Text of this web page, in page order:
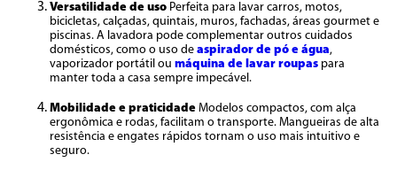
Versatilidade de uso Perfeita para lavar carros, motos,
bicicletas, calçadas, quintais, muros, fachadas, áreas gourmet e
piscinas. A lavadora pode complementar outros cuidados
domésticos, como o uso de aspirador de pó e água,
vaporizador portátil ou máquina de lavar roupas para
manter toda a casa sempre impecável.
Mobilidade e praticidade Modelos compactos, com alça
ergonômica e rodas, facilitam o transporte. Mangueiras de alta
resistência e engates rápidos tornam o uso mais intuitivo e
seguro.